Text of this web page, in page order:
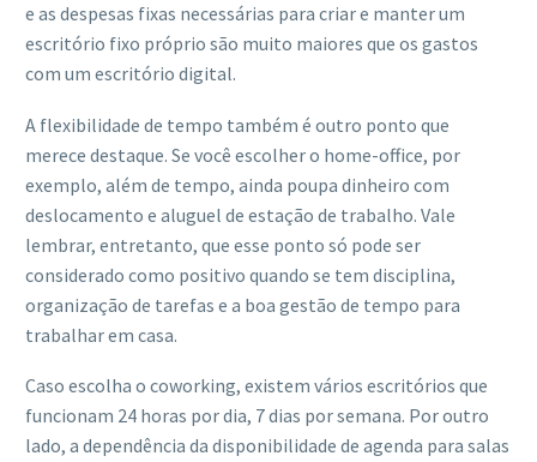
e as despesas fixas necessárias para criar e manter um
escritório fixo próprio são muito maiores que os gastos
com um escritório digital.
A flexibilidade de tempo também é outro ponto que
merece destaque. Se você escolher o home-office, por
exemplo, além de tempo, ainda poupa dinheiro com
deslocamento e aluguel de estação de trabalho. Vale
lembrar, entretanto, que esse ponto só pode ser
considerado como positivo quando se tem disciplina,
organização de tarefas e a boa gestão de tempo para
trabalhar em casa.
Caso escolha o coworking, existem vários escritórios que
funcionam 24 horas por dia, 7 dias por semana. Por outro
lado, a dependência da disponibilidade de agenda para salas